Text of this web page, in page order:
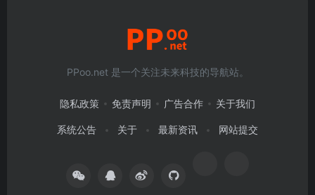
PPoo.net 是一个关注未来科技的导航站。
隐私政策 免责声明 广告合作 关于我们
系统公告 关于 最新资讯 网站提交